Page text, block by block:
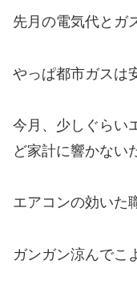
先月の電気代とガ
やっぱ都市ガスは
今月、少しぐらい
ど家計に響かない
エアコンの効いた
ガンガン涼んでこ